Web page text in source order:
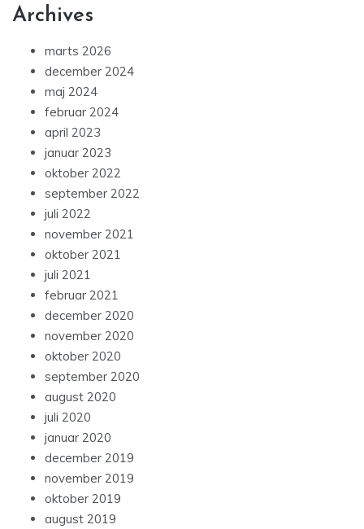
Archives
marts 2026
december 2024
maj 2024
februar 2024
april 2023
januar 2023
oktober 2022
september 2022
juli 2022
november 2021
oktober 2021
juli 2021
februar 2021
december 2020
november 2020
oktober 2020
september 2020
august 2020
juli 2020
januar 2020
december 2019
november 2019
oktober 2019
august 2019